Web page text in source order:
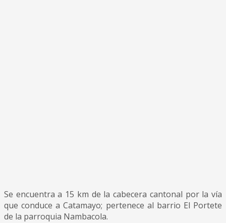
Se encuentra a 15 km de la cabecera cantonal por la vía
que conduce a Catamayo; pertenece al barrio El Portete
de la parroquia Nambacola.